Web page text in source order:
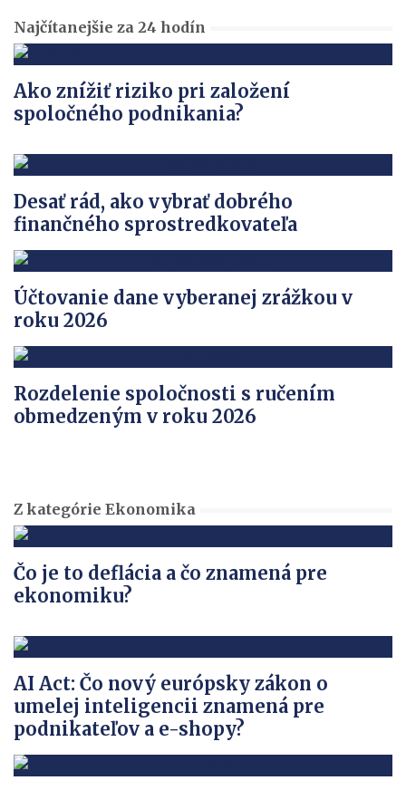
Najčítanejšie za 24 hodín
Ako znížiť riziko pri založení
spoločného podnikania?
Desať rád, ako vybrať dobrého
finančného sprostredkovateľa
Účtovanie dane vyberanej zrážkou v
roku 2026
Rozdelenie spoločnosti s ručením
obmedzeným v roku 2026
Z kategórie Ekonomika
Čo je to deflácia a čo znamená pre
ekonomiku?
AI Act: Čo nový európsky zákon o
umelej inteligencii znamená pre
podnikateľov a e-shopy?